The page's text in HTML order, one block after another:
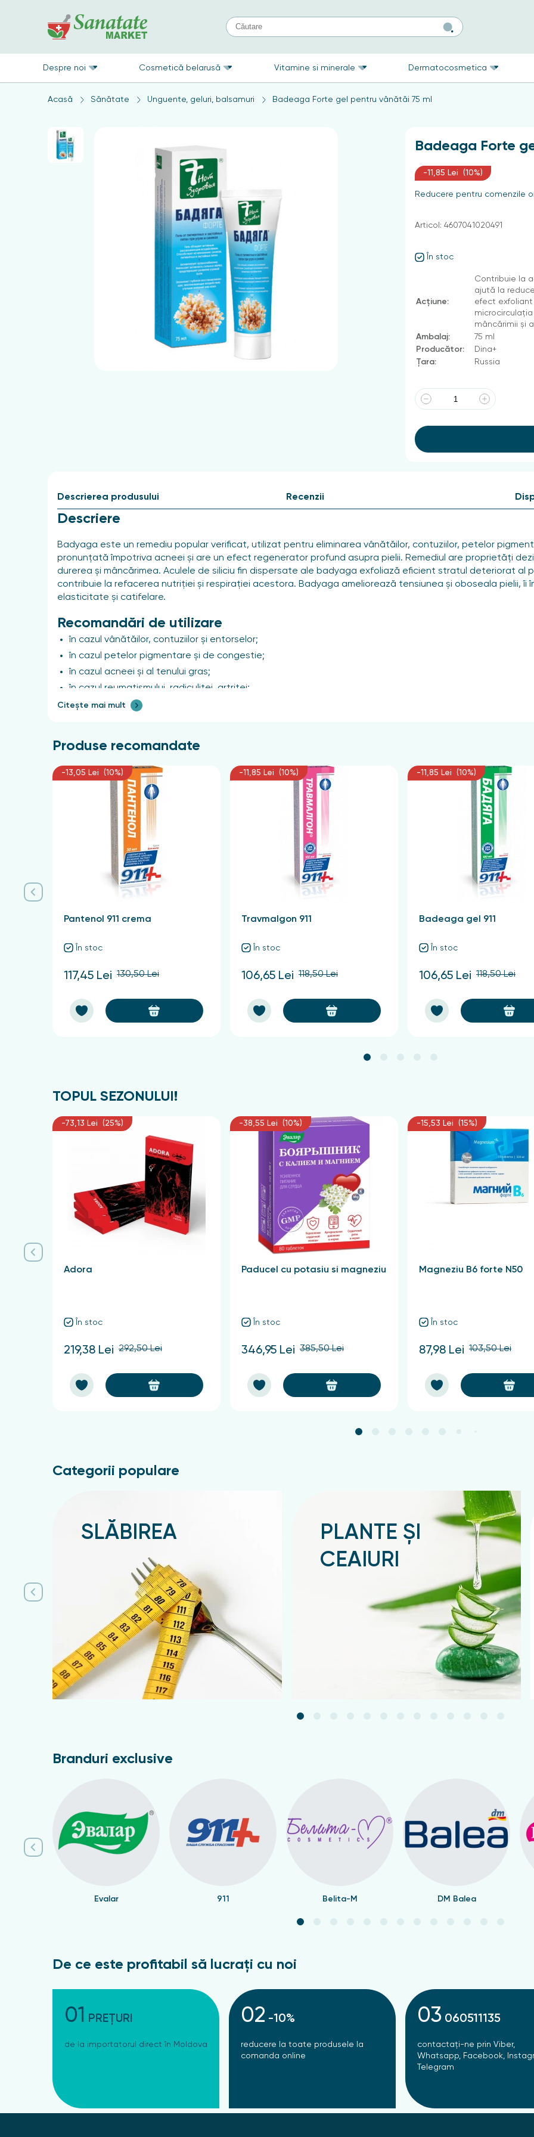
Despre noi Cosmetică belarusă Vitamine si minerale Dermatocosmetica
Acasă Sănătate Unguente, geluri, balsamuri Badeaga Forte gel pentru vânătăi 75 ml
Badeaga Forte
-11,85 Lei (10%)
Reducere pentru comenzile
În stoc
Acțiune:
Contribuie la
ajută la
efect
mâncărimii și
Ambalaj:
75 ml
Producător:
Dina+
Țara:
Russia
Articol: 4607041020491
Descrierea produsului
Descriere
Badyaga este un remediu popular verificat, utilizat pentru eliminarea vânătăilor, contuziilor, petelor
pronunțată împotriva acneei și are un efect regenerator profund asupra pielii. Remediul are proprietăți
durerea și mâncărimea. Aculele de siliciu fin dispersate ale badyaga exfoliază eficient stratul deteriorat al
contribuie la refacerea nutriției și respirației acestora. Badyaga ameliorează tensiunea și oboseala pielii,
elasticitate și catifelare.
Recomandări de utilizare
în cazul vânătăilor, contuziilor și entorselor;
în cazul petelor pigmentare și de congestie;
în cazul acneei și al tenului gras;
în cazul reumatismului, radiculitei, artritei;
ca exfoliant pentru întinerirea pielii.
Pentru față — aplicați un strat subțire pe piele timp de 10-20 de minute, apoi clătiți cu apă caldă. După
timp de 2-3 ore.
În cazul loviturilor, vânătăilor și hematomi — aplicați gelul cu mișcări circulare ușoare pe zona afectată.
gel cu apă caldă sau cu o șervețel umed.
Contraindicații
Intoleranță individuală la componente. Înainte de utilizare pe față, se recomandă efectuarea unui test,
Citește mai mult
Recenzii
Produse recomandate
-13,05 Lei (10%)
Pantenol 911 crema
În stoc
117,45 Lei 130,50 Lei
-11,85 Lei (10%)
Travmalgon 911
În stoc
106,65 Lei 118,50 Lei
-11,85 Lei (10%)
Badeaga gel 911
În stoc
106,65 Lei 118,50 Lei
TOPUL SEZONULUI!
-73,13 Lei (25%)
Adora
În stoc
219,38 Lei 292,50 Lei
-38,55 Lei (10%)
Paducel cu potasiu si magneziu
În stoc
346,95 Lei 385,50 Lei
-15,53 Lei (15%)
Magneziu B6 forte N50
În stoc
87,98 Lei 103,50 Lei
Categorii populare
SLĂBIREA
PLANTE ȘI
CEAIURI
Branduri exclusive
Evalar 911 Belita-M DM Balea
De ce este profitabil să lucrați cu noi
01 PREȚURI
de la importatorul direct în Moldova
02 -10%
reducere la toate produsele la
comanda online
03 060511135
contactați-ne prin Viber,
Whatsapp, Facebook,
Telegram